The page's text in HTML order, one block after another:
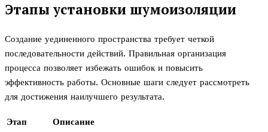
Этапы установки шумоизоляции
Создание уединенного пространства требует четкой
последовательности действий. Правильная организация
процесса позволяет избежать ошибок и повысить
эффективность работы. Основные шаги следует рассмотреть
для достижения наилучшего результата.
Этап
Описание